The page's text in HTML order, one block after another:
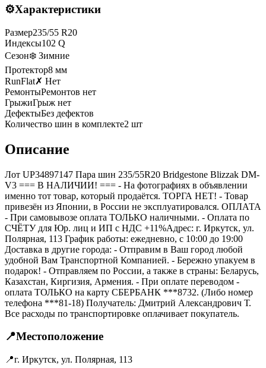
⚙️Характеристики
Размер235/55 R20
Индексы102 Q
Сезон❄️ Зимние
Протектор8 мм
RunFlat✗ Нет
РемонтыРемонтов нет
ГрыжиГрыж нет
ДефектыБез дефектов
Количество шин в комплекте2 шт
Описание
Лот UP34897147 Пара шин 235/55R20 Bridgestone Blizzak DM-
V3 === B НАЛИЧИИ! === - На фотографиях в объявлении
именно тот товар, который продаётся. ТОРГА НЕТ! - Товар
привезён из Японии, в России не эксплуатировался. ОПЛАТА
- При самовывозе оплата ТОЛЬКО наличными. - Оплата по
СЧЁТУ для Юр. лиц и ИП с НДС +11%Адрес: г. Иркутск, ул.
Полярная, 113 График работы: ежедневно, с 10:00 до 19:00
Доставка в другие города: - Отправим в Ваш город любой
удобной Вам Транспортной Компанией. - Бережно упакуем в
подарок! - Отправляем по России, а также в страны: Беларусь,
Казахстан, Киргизия, Армения. - При оплате переводом -
оплата ТОЛЬКО на карту СБЕРБАНК ***8732. (Либо номер
телефона ***81-18) Получатель: Дмитрий Александрович Т.
Все расходы по транспортировке оплачивает покупатель.
📍Местоположение
📍г. Иркутск, ул. Полярная, 113